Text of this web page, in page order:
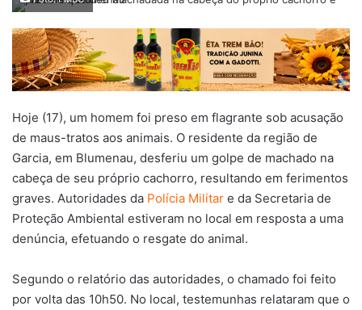
Hoje (17), um homem foi preso em flagrante sob acusação
de maus-tratos aos animais. O residente da região de
Garcia, em Blumenau, desferiu um golpe de machado na
cabeça de seu próprio cachorro, resultando em ferimentos
graves. Autoridades da Polícia Militar e da Secretaria de
Proteção Ambiental estiveram no local em resposta a uma
denúncia, efetuando o resgate do animal.
Segundo o relatório das autoridades, o chamado foi feito
por volta das 10h50. No local, testemunhas relataram que o